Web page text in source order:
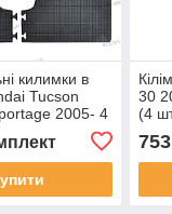
килимки в
Tucson
2005- 4
30
(4
753